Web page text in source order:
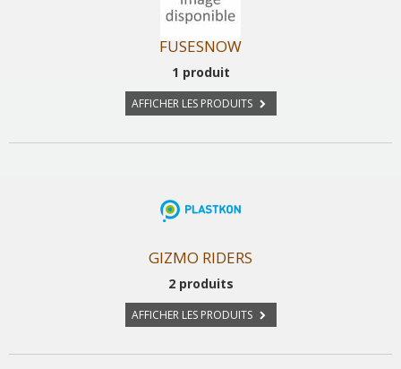
FUSESNOW
1 produit
AFFICHER LES PRODUITS
GIZMO RIDERS
2 produits
AFFICHER LES PRODUITS